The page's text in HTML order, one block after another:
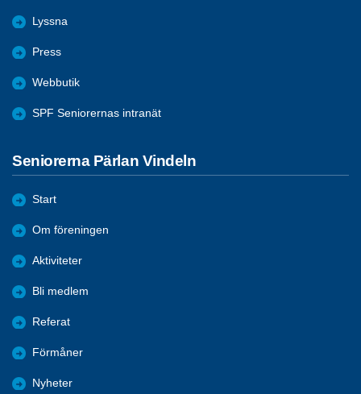
Lyssna
Press
Webbutik
SPF Seniorernas intranät
Seniorerna Pärlan Vindeln
Start
Om föreningen
Aktiviteter
Bli medlem
Referat
Förmåner
Nyheter